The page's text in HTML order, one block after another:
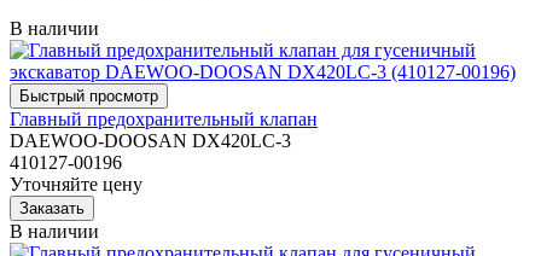
В наличии
Главный предохранительный клапан
DAEWOO-DOOSAN DX420LC-3
410127-00196
Уточняйте цену
В наличии